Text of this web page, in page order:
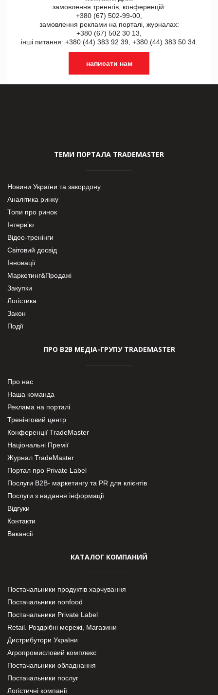
замовлення треннгів, конференцій:
+380 (67) 502-99-00,
замовлення реклами на порталі, журналах:
+380 (67) 502 30 13,
інші питання: +380 (44) 383 92 39, +380 (44) 383 50 34.
написати нам
ТЕМИ ПОРТАЛА TRADEMASTER
Новини України та закордону
Аналітика ринку
Топи про ринок
Інтерв’ю
Відео-тренінги
Світовий досвід
Інновації
Маркетинг&Продажі
Закупки
Логістика
Закон
Події
ПРО В2В МЕДІА-ГРУПУ TRADEMASTER
Про нас
Наша команда
Реклама на порталі
Тренінговий центр
Конференції TradeMaster
Національні Премії
Журнал TradeMaster
Портал про Private Label
Послуги В2В- маркетингу та PR для клієнтів
Послуги з надання інформації
Відгуки
Контакти
Вакансії
КАТАЛОГ КОМПАНИЙ
Постачальники продуктів харчування
Постачальники nonfood
Постачальники Private Label
Retail. Роздрібні мережі, Магазини
Дистрибутори України
Агропромисловий комплекс
Постачальники обладнання
Постачальники послуг
Логістичні компанії